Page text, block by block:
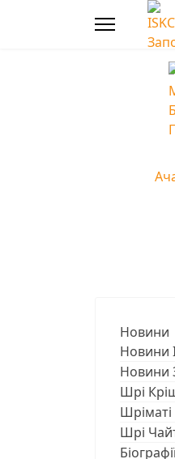
Новини
Новини
Новини
Шрі
Шріматі
Шрі